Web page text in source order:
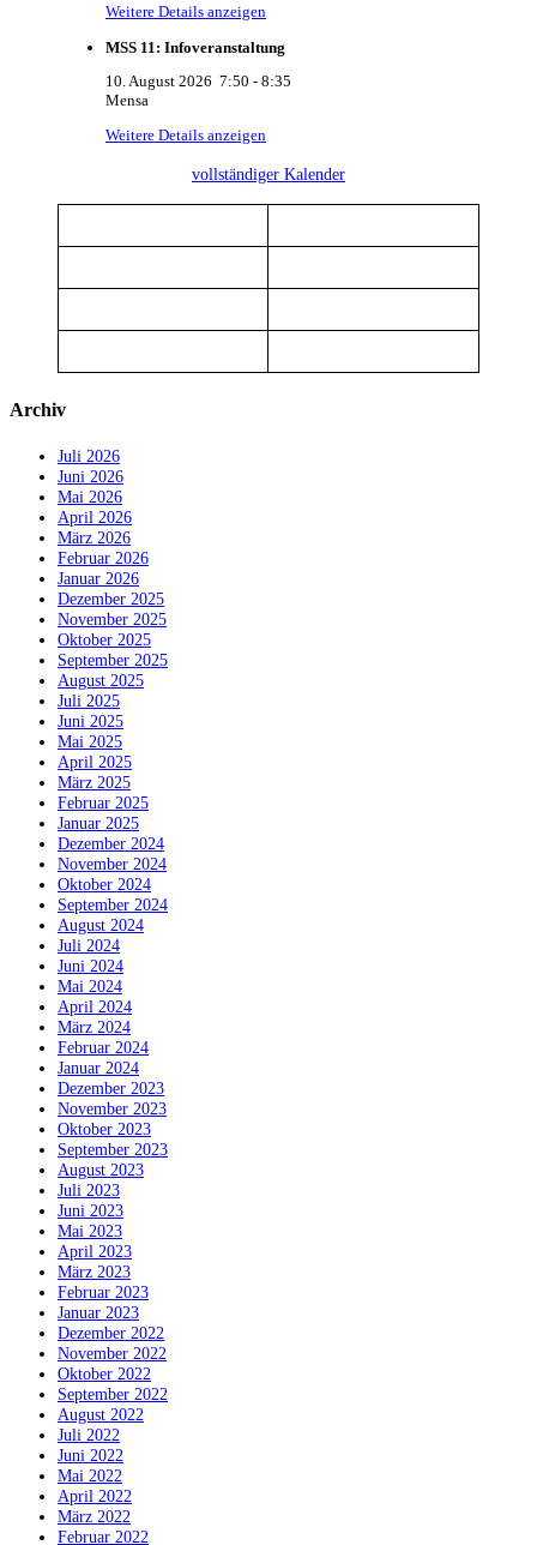
Weitere Details anzeigen
MSS 11: Infoveranstaltung
10. August 2026 7:50 - 8:35
Mensa
Weitere Details anzeigen
vollständiger Kalender
Archiv
Juli 2026
Juni 2026
Mai 2026
April 2026
März 2026
Februar 2026
Januar 2026
Dezember 2025
November 2025
Oktober 2025
September 2025
August 2025
Juli 2025
Juni 2025
Mai 2025
April 2025
März 2025
Februar 2025
Januar 2025
Dezember 2024
November 2024
Oktober 2024
September 2024
August 2024
Juli 2024
Juni 2024
Mai 2024
April 2024
März 2024
Februar 2024
Januar 2024
Dezember 2023
November 2023
Oktober 2023
September 2023
August 2023
Juli 2023
Juni 2023
Mai 2023
April 2023
März 2023
Februar 2023
Januar 2023
Dezember 2022
November 2022
Oktober 2022
September 2022
August 2022
Juli 2022
Juni 2022
Mai 2022
April 2022
März 2022
Februar 2022